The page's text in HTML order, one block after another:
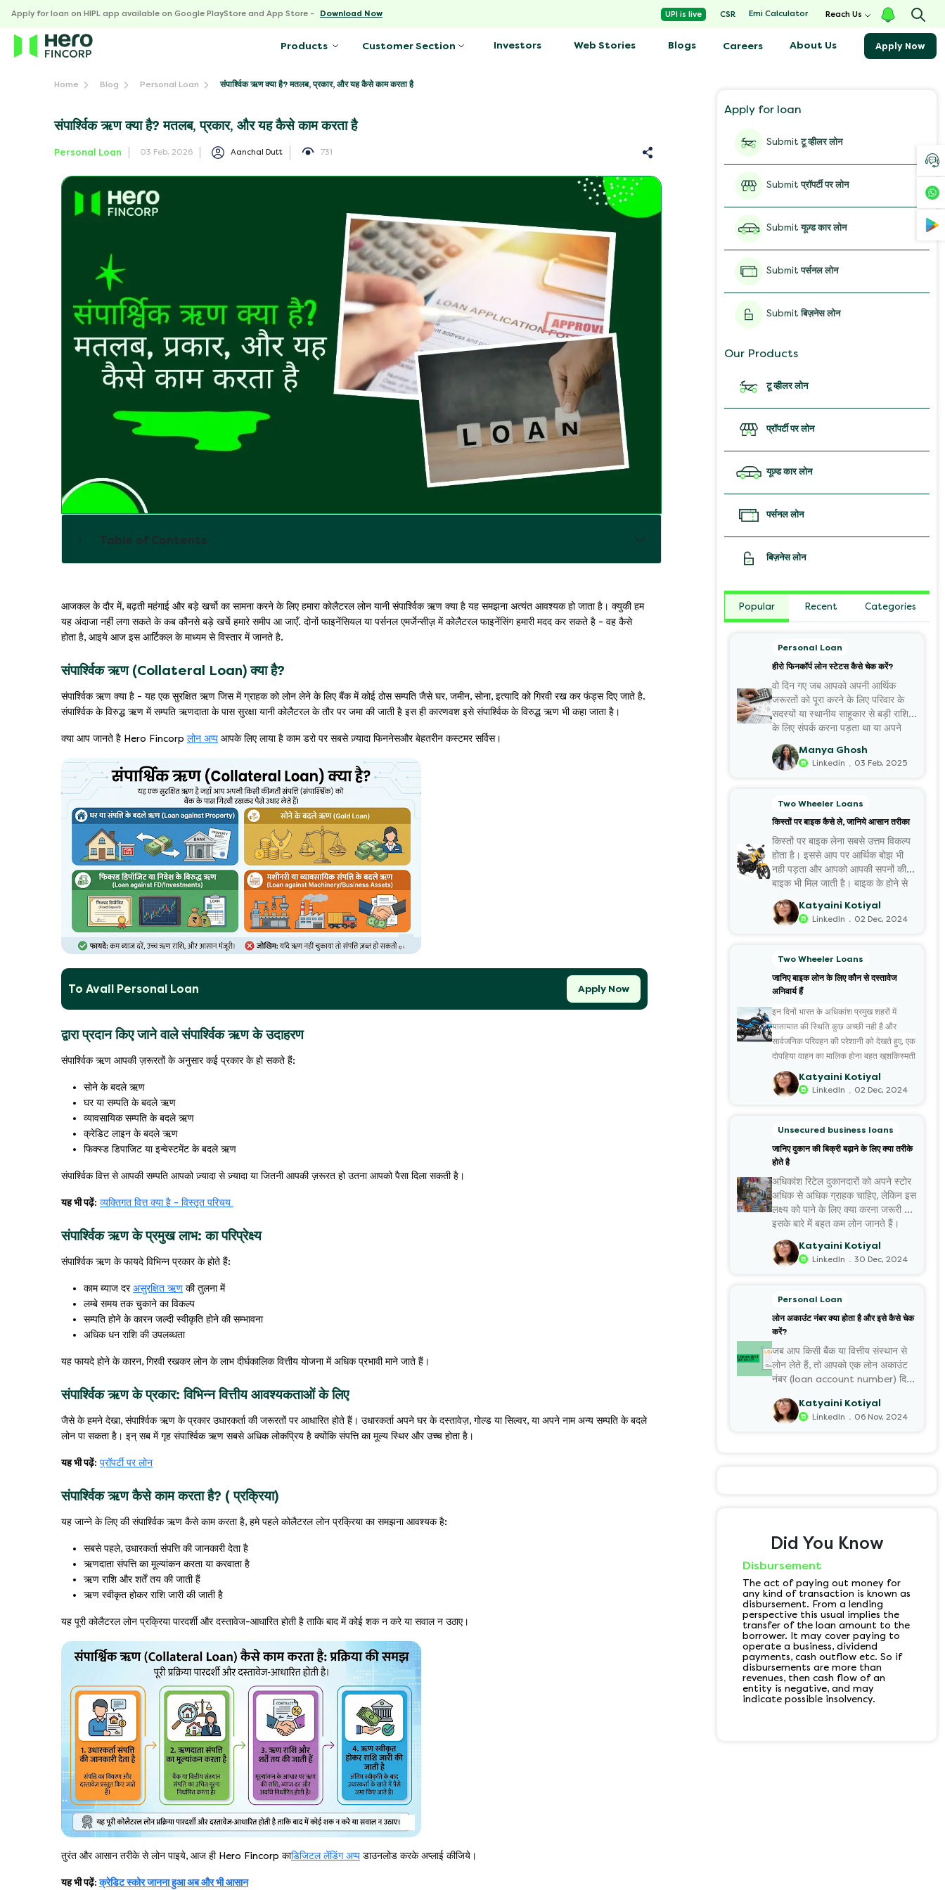
Home Blog Personal Loan संपार्श्विक ऋण क्या है? मतलब, प्रकार, और यह कैसे काम करता है
संपार्श्विक ऋण क्या है? मतलब, प्रकार, और यह कैसे काम करता है
Personal Loan 03 Feb, 2026 Aanchal Dutt 731
Table of Contents
आजकल के दौर में, बढ़ती महंगाई और बड़े खर्चो का सामना करने के लिए हमारा कोलैटरल लोन यानी संपार्श्विक ऋण क्या है यह समझना अत्यंत आवश्यक हो जाता है। क्युकी हम
यह अंदाजा नहीं लगा सकते के कब कौनसे बड़े खर्चे हमारे समीप आ जाएँ. दोनों फाइनेंसियल या पर्सनल एमर्जेन्सीज़ में कोलैटरल फाइनेंसिंग हमारी मदद कर सकते है - वह कैसे
होता है, आइये आज इस आर्टिकल के माध्यम से विस्तार में जानते है.
संपार्श्विक ऋण (Collateral Loan) क्या है?
संपार्श्विक ऋण क्या है - यह एक सुरक्षित ऋण जिस में ग्राहक को लोन लेने के लिए बैंक में कोई ठोस सम्पति जैसे घर, जमीन, सोना, इत्यादि को गिरवी रख कर फंड्स दिए जाते है.
संपार्श्विक के विरुद्ध ऋण में सम्पति ऋणदाता के पास सुरक्षा यानी कोलैटरल के तौर पर जमा की जाती है इस ही कारणवश इसे संपार्श्विक के विरुद्ध ऋण भी कहा जाता है।
क्या आप जानते है Hero Fincorp लोन अप्प आपके लिए लाया है काम डरो पर सबसे ज़्यादा फिननेसऔर बेहतरीन कस्टमर सर्विस।
To Avail Personal Loan Apply Now
द्वारा प्रदान किए जाने वाले संपार्श्विक ऋण के उदाहरण
संपार्श्विक ऋण आपकी ज़रूरतों के अनुसार कई प्रकार के हो सकते हैं:
सोने के बदले ऋण
घर या सम्पति के बदले ऋण
व्यावसायिक सम्पति के बदले ऋण
क्रेडिट लाइन के बदले ऋण
फिक्स्ड डिपाजिट या इन्वेस्टमेंट के बदले ऋण
संपार्श्विक वित्त से आपकी सम्पति आपको ज़्यादा से ज़्यादा या जितनी आपकी ज़रूरत हो उतना आपको पैसा दिला सकती है।
यह भी पढ़ें: व्यक्तिगत वित्त क्या है - विस्तृत परिचय
संपार्श्विक ऋण के प्रमुख लाभ: का परिप्रेक्ष्य
संपार्श्विक ऋण के फायदे विभिन्न प्रकार के होते हैं:
काम ब्याज दर असुरक्षित ऋण की तुलना में
लम्बे समय तक चुकाने का विकल्प
सम्पति होने के कारन जल्दी स्वीकृति होने की सम्भावना
अधिक धन राशि की उपलब्धता
यह फायदे होने के कारन, गिरवी रखकर लोन के लाभ दीर्घकालिक वित्तीय योजना में अधिक प्रभावी माने जाते हैं।
संपार्श्विक ऋण के प्रकार: विभिन्न वित्तीय आवश्यकताओं के लिए
जैसे के हमने देखा, संपार्श्विक ऋण के प्रकार उधारकर्ता की जरूरतों पर आधारित होते हैं। उधारकर्ता अपने घर के दस्तावेज़, गोल्ड या सिल्वर, या अपने नाम अन्य सम्पति के बदले
लोन पा सकता है। इन् सब में गृह संपार्श्विक ऋण सबसे अधिक लोकप्रिय है क्योंकि संपत्ति का मूल्य स्थिर और उच्च होता है।
यह भी पढ़ें: प्रॉपर्टी पर लोन
संपार्श्विक ऋण कैसे काम करता है? ( प्रक्रिया)
यह जान्ने के लिए की संपार्श्विक ऋण कैसे काम करता है, हमे पहले कोलैटरल लोन प्रक्रिया का समझना आवश्यक है:
सबसे पहले, उधारकर्ता संपत्ति की जानकारी देता है
ऋणदाता संपत्ति का मूल्यांकन करता या करवाता है
ऋण राशि और शर्तें तय की जाती हैं
ऋण स्वीकृत होकर राशि जारी की जाती है
यह पूरी कोलैटरल लोन प्रक्रिया पारदर्शी और दस्तावेज-आधारित होती है ताकि बाद में कोई शक न करे या सवाल न उठाए।
तुरंत और आसान तरीके से लोन पाइये, आज ही Hero Fincorp काडिजिटल लेंडिंग अप्प डाउनलोड करके अप्लाई कीजिये।
यह भी पढ़ें:क्रेडिट स्कोर जानना हुआ अब और भी आसान
Apply for loan
Submitटू व्हीलर लोन
Submitप्रॉपर्टी पर लोन
Submitयूज़्ड कार लोन
Submitपर्सनल लोन
Submitबिज़नेस लोन
Our Products
टू व्हीलर लोन
प्रॉपर्टी पर लोन
यूज़्ड कार लोन
पर्सनल लोन
बिज़नेस लोन
Popular Recent Categories
Personal Loan
हीरो फिनकॉर्प लोन स्टेटस कैसे चेक करें?
वो दिन गए जब आपको अपनी आर्थिक
जरूरतों को पूरा करने के लिए परिवार के
सदस्यों या स्थानीय साहूकार से बड़ी राशि
के लिए संपर्क करना पड़ता था या अपने
कीमती जेवरों इत्यादि को गिरवी रखना
पड़ता था। आज की कहानी...
Manya Ghosh
Linkedin . 03 Feb, 2025
Two Wheeler Loans
किस्तों पर बाइक कैसे ले, जानिये आसान तरीका
किस्तों पर बाइक लेना सबसे उत्तम विकल्प
होता है। इससे आप पर आर्थिक बोझ भी
नही पड़ता और आपको आपकी सपनों की
बाइक भी मिल जाती है। बाइक के होने से
आपके कई अन्य खर्चें और बहुत सा समय
भी बचता है। इसलिए यदि आ...
Katyaini Kotiyal
LinkedIn . 02 Dec, 2024
Two Wheeler Loans
जानिए बाइक लोन के लिए कौन से दस्तावेज
अनिवार्य हैं
इन दिनों भारत के अधिकांश प्रमुख शहरों में
यातायात की स्थिति कुछ अच्छी नही है और
सार्वजनिक परिवहन की परेशानी को देखते हुए, एक
दोपहिया वाहन का मालिक होना बहुत खुशकिस्मती
की बात है। यदि आप भी अपने सपनों की बाइक
खरीदने की सोच रहे हैं, मगर उसके लिए एक साथ
बड़ी रकम नही खर्च करना चाहते हैं तो
आपके लिए सबसे उत्तम विकल्प है। वैसे भी अब
ढेरों ऐसे संस्थान उपलब्ध हैं, जो किफायती ब्याज
दर पर बाइक लोन की सुविधा देते हैं। इनके चलते
अपनी मनपसंद बाइक के मालिक होने का सुख ले
पा रहे हैं।
Katyaini Kotiyal
LinkedIn . 02 Dec, 2024
Unsecured business loans
जानिए दुकान की बिक्री बढ़ाने के लिए क्या तरीके
होते है
अधिकांश रिटेल दुकानदारों को अपने स्टोर
अधिक से अधिक ग्राहक चाहिए, लेकिन इस
लक्ष्य को पाने के लिए क्या करना जरूरी है,
इसके बारे में बहुत कम लोन जानते हैं।
आज इस लेख के माध्यम से हम दुकान की
बिक्री बढ़ा...
Katyaini Kotiyal
LinkedIn . 30 Dec, 2024
Personal Loan
लोन अकाउंट नंबर क्या होता है और इसे कैसे चेक
करें?
जब आप किसी बैंक या वित्तीय संस्थान से
लोन लेते हैं, तो आपको एक लोन अकाउंट
नंबर (loan account number) दिया
Katyaini Kotiyal
LinkedIn . 06 Nov, 2024
Did You Know
Disbursement
The act of paying out money for
any kind of transaction is known as
disbursement. From a lending
perspective this usual implies the
transfer of the loan amount to the
borrower. It may cover paying to
operate a business, dividend
payments, cash outflow etc. So if
disbursements are more than
revenues, then cash flow of an
entity is negative, and may
indicate possible insolvency.
Apply for loan on HIPL app available on Google PlayStore and App Store - Download Now UPI is live CSR Emi Calculator Reach Us
Products Customer Section Investors Web Stories Blogs Careers About Us Apply Now